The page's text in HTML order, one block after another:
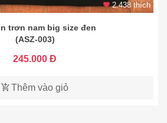
2.438 thích
trơn nam big size đen
(ASZ-003)
245.000 Đ
Thêm vào giỏ